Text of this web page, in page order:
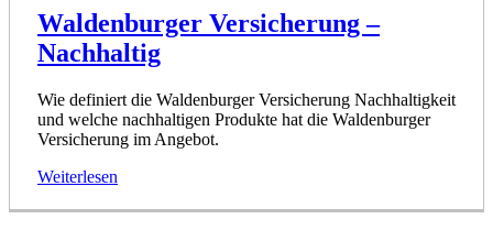
Waldenburger Versicherung –
Nachhaltig
Wie definiert die Waldenburger Versicherung Nachhaltigkeit
und welche nachhaltigen Produkte hat die Waldenburger
Versicherung im Angebot.
Weiterlesen